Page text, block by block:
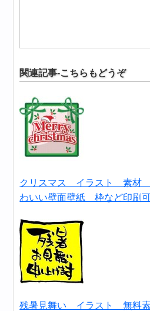
関連記事-こちらもどうぞ
クリスマス イラスト 素材
わいい壁面壁紙 枠など印刷
残暑見舞い イラスト 無料